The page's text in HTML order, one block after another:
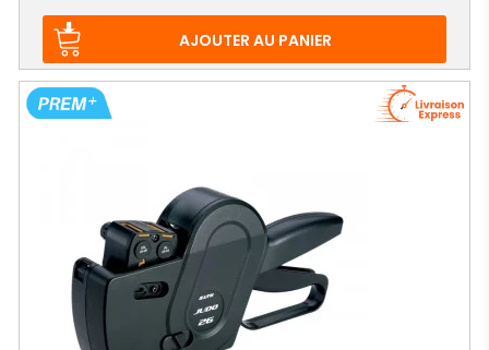
AJOUTER AU PANIER